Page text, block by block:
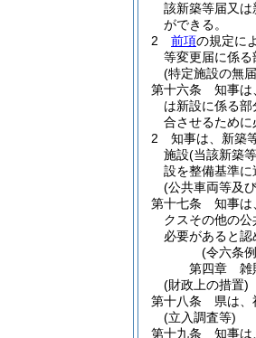
該新築等届又
ができる。
2
前項の規定に
等変更届に係
(特定施設の無
第十六条
知事は
は新設に係る
合させるために
2
知事は、新築
施設(当該新築
設を整備基準に
(公共車両等及
第十七条
知事は
クスその他の
必要があると
(令六条
第四章
雑
(財政上の措置)
第十八条
県は、
(立入調査等)
第十九条
知事は